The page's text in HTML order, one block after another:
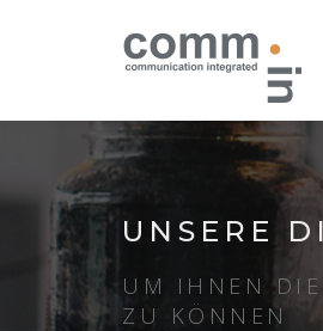
UNSERE
UM IHNEN DIE
ZU KÖNNEN